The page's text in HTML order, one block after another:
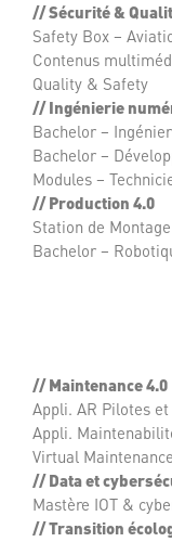
// Sécurité &
Safety Box –
Contenus
Quality & Safety
// Ingénierie
Bachelor –
Bachelor –
Modules –
// Production 4.0
Station de
Bachelor –
// Maintenance 4.0
Appli. AR Pilotes
Appli.
Virtual
// Data et
Mastère IOT &
// Transition